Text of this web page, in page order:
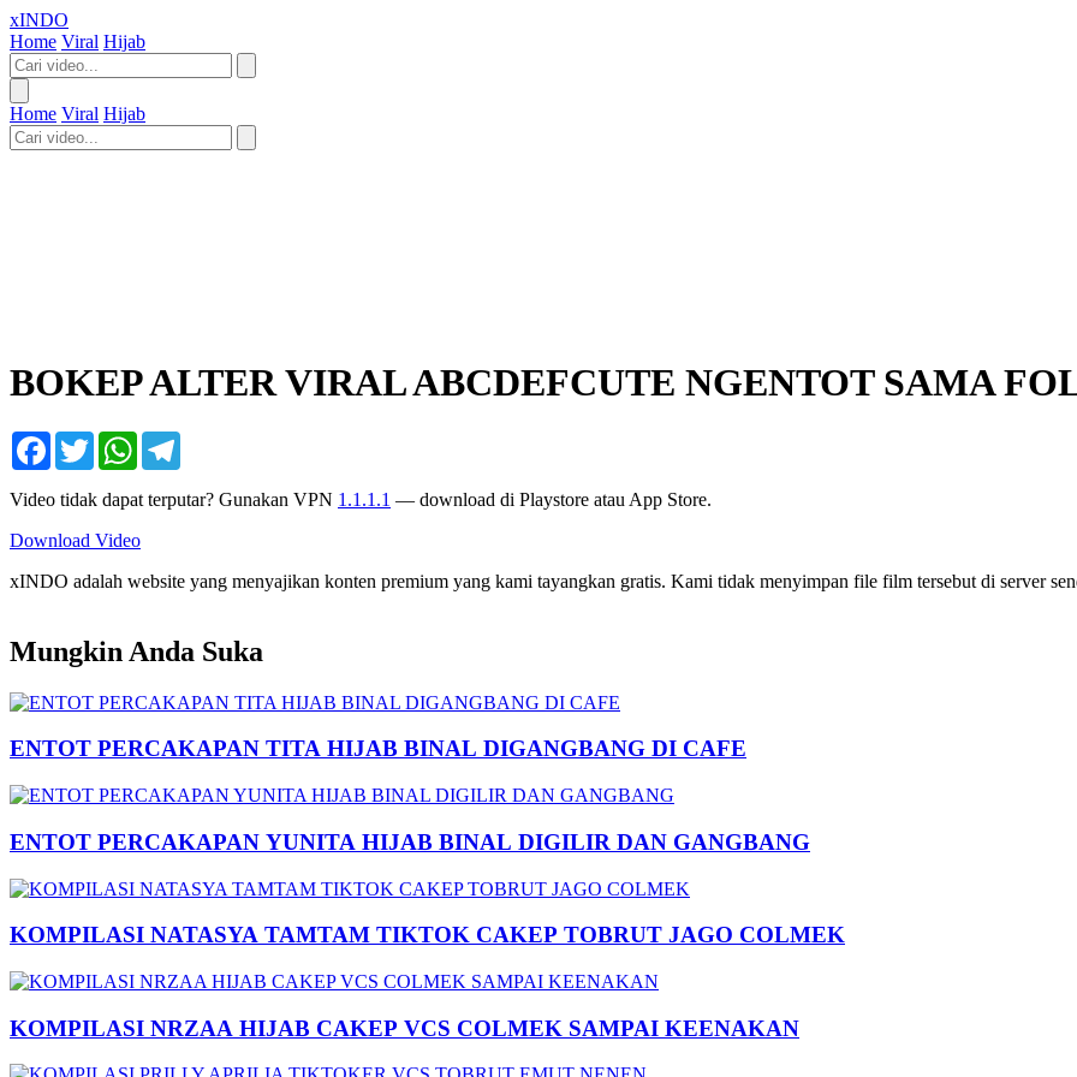
xINDO
Home Viral Hijab
Home Viral Hijab
BOKEP ALTER VIRAL ABCDEFCUTE NGENTOT SAMA
Facebook
TwitterWhatsApp
Video tidak dapat terputar? Gunakan VPN 1.1.1.1 — download di Playstore atau App Store.
Download Video
xINDO adalah website yang menyajikan konten premium yang kami tayangkan gratis. Kami tidak menyimpan file film tersebut di server
Mungkin Anda Suka
ENTOT PERCAKAPAN TITA HIJAB BINAL DIGANGBANG DI CAFE
ENTOT PERCAKAPAN YUNITA HIJAB BINAL DIGILIR DAN GANGBANG
KOMPILASI NATASYA TAMTAM TIKTOK CAKEP TOBRUT JAGO COLMEK
KOMPILASI NRZAA HIJAB CAKEP VCS COLMEK SAMPAI KEENAKAN